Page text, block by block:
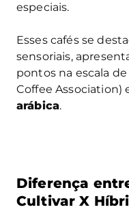
especiais.
Esses cafés se
sensoriais,
pontos na escala
Coffee Association)
arábica.
Diferença
Cultivar X